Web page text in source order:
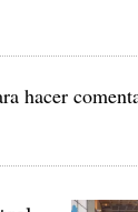
hacer